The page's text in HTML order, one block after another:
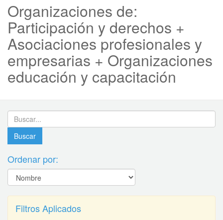
Organizaciones de:
Participación y derechos +
Asociaciones profesionales y
empresarias + Organizaciones
educación y capacitación
Ordenar por:
Filtros Aplicados